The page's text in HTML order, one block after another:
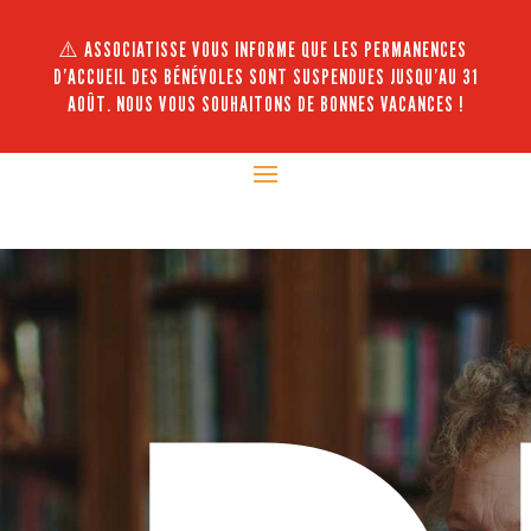
⚠️ ASSOCIATISSE VOUS INFORME QUE LES PERMANENCES
D’ACCUEIL DES BÉNÉVOLES SONT SUSPENDUES JUSQU’AU 31
AOÛT. NOUS VOUS SOUHAITONS DE BONNES VACANCES !